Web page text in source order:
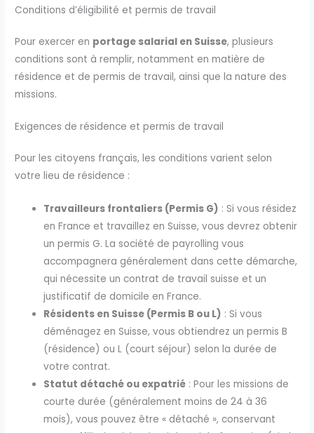
Conditions d’éligibilité et permis de travail
Pour exercer en portage salarial en Suisse, plusieurs
conditions sont à remplir, notamment en matière de
résidence et de permis de travail, ainsi que la nature des
missions.
Exigences de résidence et permis de travail
Pour les citoyens français, les conditions varient selon
votre lieu de résidence :
Travailleurs frontaliers (Permis G) : Si vous résidez
en France et travaillez en Suisse, vous devrez obtenir
un permis G. La société de payrolling vous
accompagnera généralement dans cette démarche,
qui nécessite un contrat de travail suisse et un
justificatif de domicile en France.
Résidents en Suisse (Permis B ou L) : Si vous
déménagez en Suisse, vous obtiendrez un permis B
(résidence) ou L (court séjour) selon la durée de
votre contrat.
Statut détaché ou expatrié : Pour les missions de
courte durée (généralement moins de 24 à 36
mois), vous pouvez être « détaché », conservant